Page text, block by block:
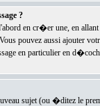
?
en cr�er une, en
pouvez aussi ajouter
en particulier en
sujet (ou �ditez le